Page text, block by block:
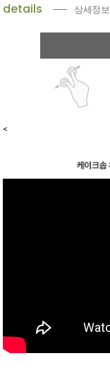
details 상세정보
<